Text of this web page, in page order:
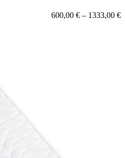
600,00 € – 1333,00 €